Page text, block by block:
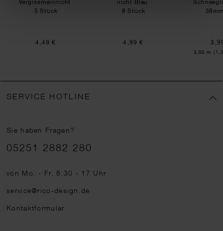
Vergissmeinnicht
5 Stück
4,49 €
nicht Blau
8 Stück
4,99 €
Inhalt:
3,00 m
SERVICE HOTLINE
Sie haben Fragen?
Telefonnummer
05251 2882 280
von Mo. - Fr. 8:30 - 17 Uhr
service@rico-design.de
Kontaktformular